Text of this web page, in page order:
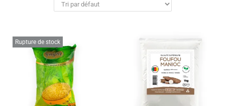
Rupture de stock